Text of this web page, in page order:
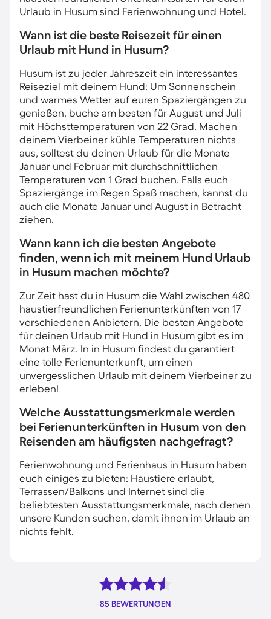
Urlaub in Husum sind Ferienwohnung und Hotel.
Wann ist die beste Reisezeit für einen
Urlaub mit Hund in Husum?
Husum ist zu jeder Jahreszeit ein interessantes
Reiseziel mit deinem Hund: Um Sonnenschein
und warmes Wetter auf euren Spaziergängen zu
genießen, buche am besten für August und Juli
mit Höchsttemperaturen von 22 Grad. Machen
deinem Vierbeiner kühle Temperaturen nichts
aus, solltest du deinen Urlaub für die Monate
Januar und Februar mit durchschnittlichen
Temperaturen von 1 Grad buchen. Falls euch
Spaziergänge im Regen Spaß machen, kannst du
auch die Monate Januar und August in Betracht
ziehen.
Wann kann ich die besten Angebote
finden, wenn ich mit meinem Hund Urlaub
in Husum machen möchte?
Zur Zeit hast du in Husum die Wahl zwischen 480
haustierfreundlichen Ferienunterkünften von 17
verschiedenen Anbietern. Die besten Angebote
für deinen Urlaub mit Hund in Husum gibt es im
Monat März. In in Husum findest du garantiert
eine tolle Ferienunterkunft, um einen
unvergesslichen Urlaub mit deinem Vierbeiner zu
erleben!
Welche Ausstattungsmerkmale werden
bei Ferienunterkünften in Husum von den
Reisenden am häufigsten nachgefragt?
Ferienwohnung und Ferienhaus in Husum haben
euch einiges zu bieten: Haustiere erlaubt,
Terrassen/Balkons und Internet sind die
beliebtesten Ausstattungsmerkmale, nach denen
unsere Kunden suchen, damit ihnen im Urlaub an
nichts fehlt.
85 BEWERTUNGEN